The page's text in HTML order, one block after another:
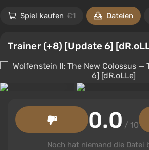
Spiel kaufen €1 Dateien
Trainer (+8) [Update 6]
0.0 / 10
Noch hat niemand die Datei